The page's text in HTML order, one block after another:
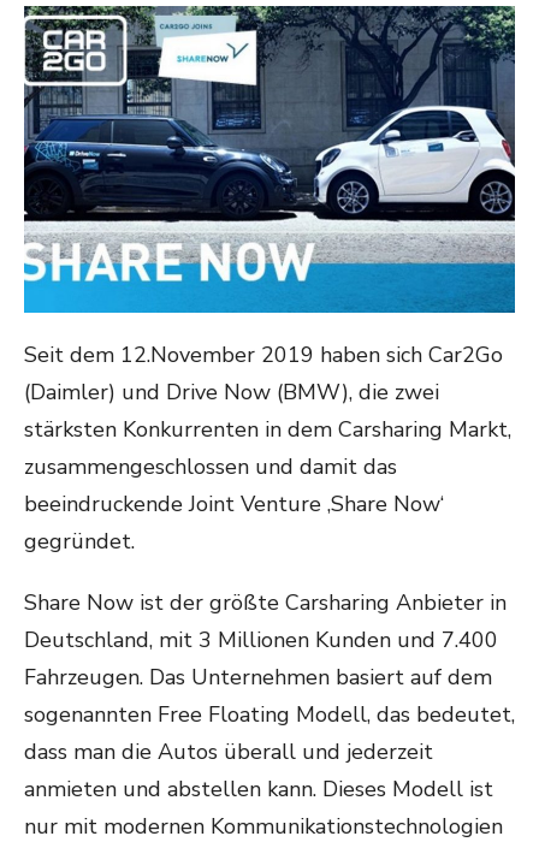
Seit dem 12.November 2019 haben sich Car2Go
(Daimler) und Drive Now (BMW), die zwei
stärksten Konkurrenten in dem Carsharing Markt,
zusammengeschlossen und damit das
beeindruckende Joint Venture ‚Share Now‘
gegründet.
Share Now ist der größte Carsharing Anbieter in
Deutschland, mit 3 Millionen Kunden und 7.400
Fahrzeugen. Das Unternehmen basiert auf dem
sogenannten Free Floating Modell, das bedeutet,
dass man die Autos überall und jederzeit
anmieten und abstellen kann. Dieses Modell ist
nur mit modernen Kommunikationstechnologien